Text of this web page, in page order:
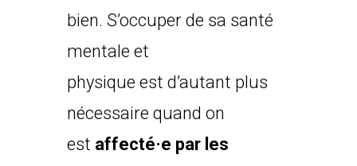
bien. S’occuper de sa santé
mentale et
physique est d’autant plus
nécessaire quand on
est affecté·e par les